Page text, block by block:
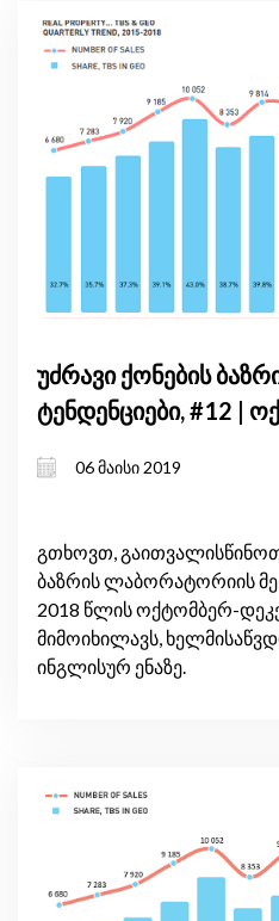
უძრავი ქონების
ტენდენციები, #12 |
06 მაისი 2019
გთხოვთ,
ბაზრის ლაბორატორიის
2018 წლის ოქტომბერ-
მიმოიხილავს,
ინგლისურ ენაზე.